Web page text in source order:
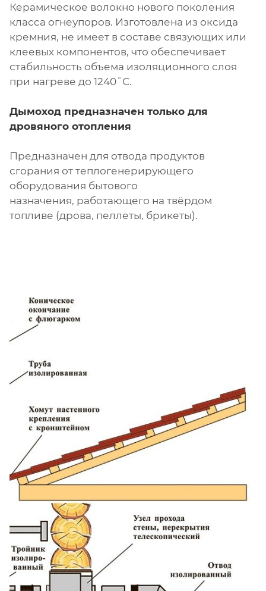
Керамическое волокно нового поколения
класса огнеупоров. Изготовлена из оксида
кремния, не имеет в составе связующих или
клеевых компонентов, что обеспечивает
стабильность объема изоляционного слоя
при нагреве до 1240˚С.
Дымоход предназначен только для
дровяного отопления
Предназначен для отвода продуктов
сгорания от теплогенерирующего
оборудования бытового
назначения, работающего на твёрдом
топливе (дрова, пеллеты, брикеты).